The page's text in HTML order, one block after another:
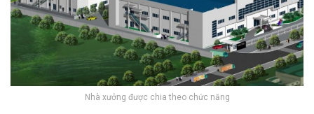
Nhà xưởng được chia theo chức năng